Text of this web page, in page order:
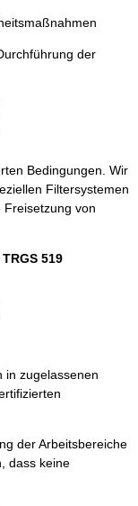
der
Bedingungen. Wir
Filtersystemen
von
TRGS 519
in zugelassenen
der Arbeitsbereiche
dass keine